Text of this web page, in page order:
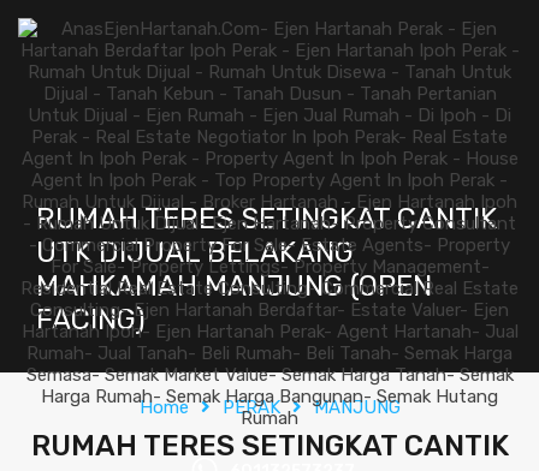
RUMAH TERES SETINGKAT CANTIK
UTK DIJUAL BELAKANG
MAHKAMAH MANJUNG (OPEN
FACING)
Home PERAK MANJUNG
RUMAH TERES SETINGKAT CANTIK